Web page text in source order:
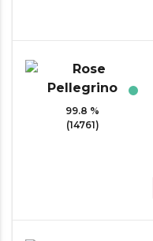
99.8 %
(14761)